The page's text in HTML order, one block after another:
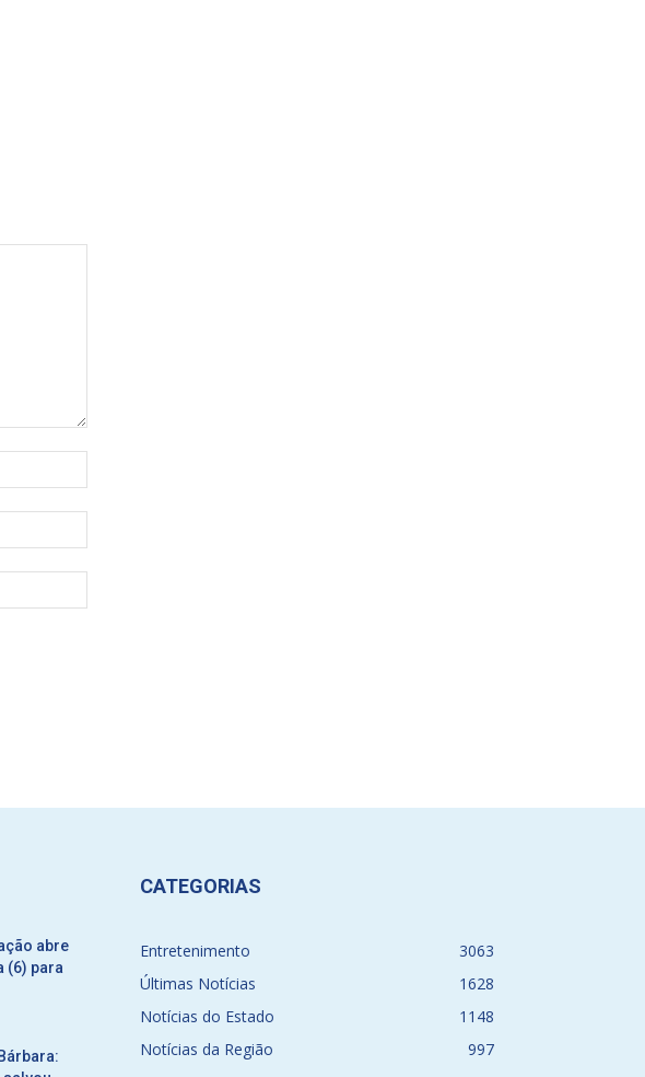
abre
(6) para
CATEGORIAS
Entretenimento
3063
Últimas Notícias
1628
Notícias do Estado
1148
Notícias da Região
997